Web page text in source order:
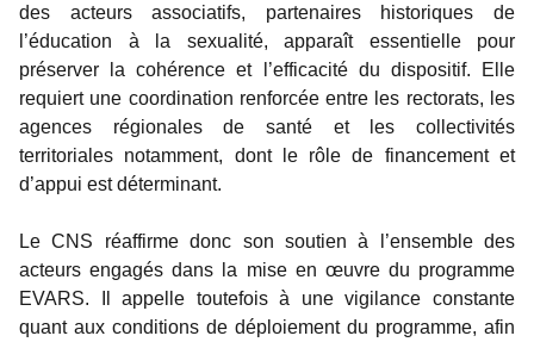
des acteurs associatifs, partenaires historiques de
l’éducation à la sexualité, apparaît essentielle pour
préserver la cohérence et l’efficacité du dispositif. Elle
requiert une coordination renforcée entre les rectorats, les
agences régionales de santé et les collectivités
territoriales notamment, dont le rôle de financement et
d’appui est déterminant.
Le CNS réaffirme donc son soutien à l’ensemble des
acteurs engagés dans la mise en œuvre du programme
EVARS. Il appelle toutefois à une vigilance constante
quant aux conditions de déploiement du programme, afin